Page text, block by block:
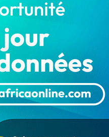
mutation des enseignants